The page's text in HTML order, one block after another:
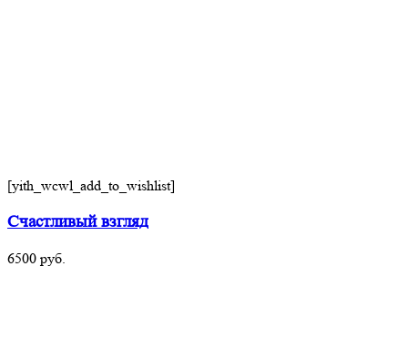
[yith_wcwl_add_to_wishlist]
Счастливый взгляд
6500 руб.